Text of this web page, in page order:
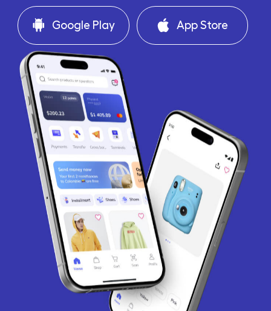
Google Play App Store